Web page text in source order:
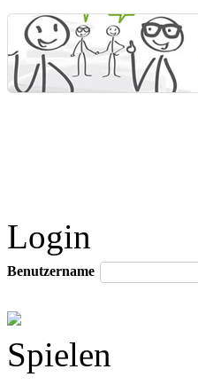
Login
Benutzername
Spielen